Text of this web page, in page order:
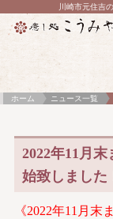
川崎市元住吉
ホーム ニュース一覧
2022年11月
始致しました
《2022年11 月末